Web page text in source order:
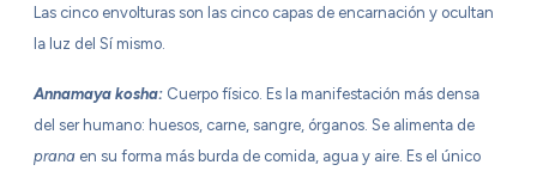
Las cinco envolturas son las cinco capas de encarnación y ocultan
la luz del Sí mismo.
Annamaya kosha: Cuerpo físico. Es la manifestación más densa
del ser humano: huesos, carne, sangre, órganos. Se alimenta de
prana en su forma más burda de comida, agua y aire. Es el único